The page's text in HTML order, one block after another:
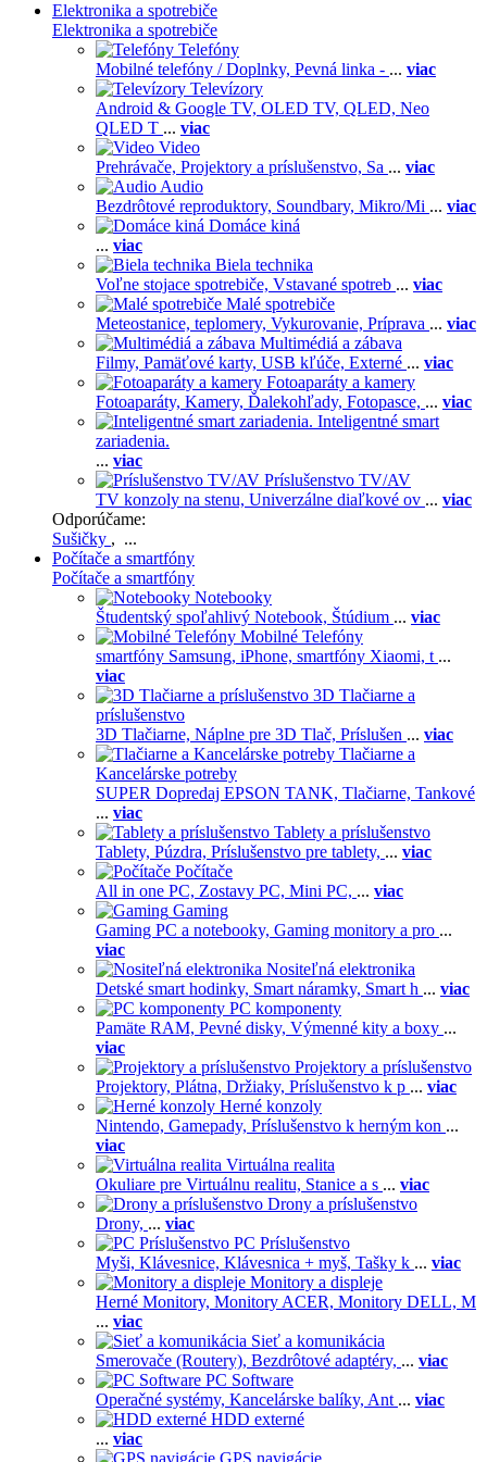
Elektronika a spotrebiče
Elektronika a spotrebiče
Telefóny
Mobilné telefóny / Doplnky, Pevná linka - ... viac
Televízory
Android & Google TV, OLED TV, QLED, Neo
QLED T ... viac
Video
Prehrávače, Projektory a príslušenstvo, Sa ... viac
Audio
Bezdrôtové reproduktory, Soundbary, Mikro/Mi ... viac
Domáce kiná
... viac
Biela technika
Voľne stojace spotrebiče, Vstavané spotreb ... viac
Malé spotrebiče
Meteostanice, teplomery, Vykurovanie, Príprava ... viac
Multimédiá a zábava
Filmy, Pamäťové karty, USB kľúče, Externé ... viac
Fotoaparáty a kamery
Fotoaparáty, Kamery, Ďalekohľady, Fotopasce, ... viac
Inteligentné smart
zariadenia.
... viac
Príslušenstvo TV/AV
TV konzoly na stenu, Univerzálne diaľkové ov ... viac
Odporúčame:
Sušičky , ...
Počítače a smartfóny
Počítače a smartfóny
Notebooky
Študentský spoľahlivý Notebook, Štúdium ... viac
Mobilné Telefóny
smartfóny Samsung, iPhone, smartfóny Xiaomi, t ...
viac
3D Tlačiarne a
príslušenstvo
3D Tlačiarne, Náplne pre 3D Tlač, Príslušen ... viac
Tlačiarne a
Kancelárske potreby
SUPER Dopredaj EPSON TANK, Tlačiarne, Tankové
... viac
Tablety a príslušenstvo
Tablety, Púzdra, Príslušenstvo pre tablety, ... viac
Počítače
All in one PC, Zostavy PC, Mini PC, ... viac
Gaming
Gaming PC a notebooky, Gaming monitory a pro ...
viac
Nositeľná elektronika
Detské smart hodinky, Smart náramky, Smart h ... viac
PC komponenty
Pamäte RAM, Pevné disky, Výmenné kity a boxy ...
viac
Projektory a príslušenstvo
Projektory, Plátna, Držiaky, Príslušenstvo k p ... viac
Herné konzoly
Nintendo, Gamepady, Príslušenstvo k herným kon ...
viac
Virtuálna realita
Okuliare pre Virtuálnu realitu, Stanice a s ... viac
Drony a príslušenstvo
Drony, ... viac
PC Príslušenstvo
Myši, Klávesnice, Klávesnica + myš, Tašky k ... viac
Monitory a displeje
Herné Monitory, Monitory ACER, Monitory DELL, M
... viac
Sieť a komunikácia
Smerovače (Routery), Bezdrôtové adaptéry, ... viac
PC Software
Operačné systémy, Kancelárske balíky, Ant ... viac
HDD externé
... viac
GPS navigácie